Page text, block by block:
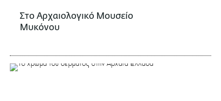
Στο Αρχαιολογικό Μουσείο
Μυκόνου